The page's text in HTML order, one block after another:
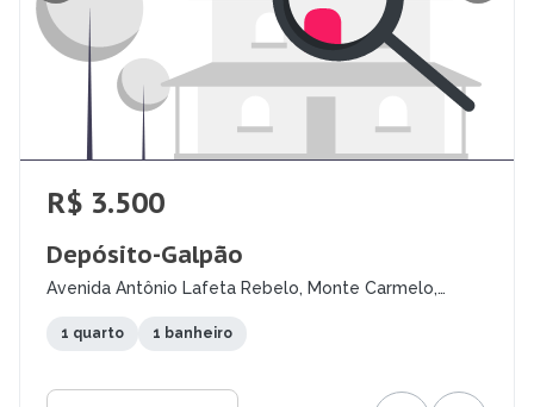
R$ 3.500
Depósito-Galpão
Avenida Antônio Lafeta Rebelo, Monte Carmelo,
1 quarto 1 banheiro